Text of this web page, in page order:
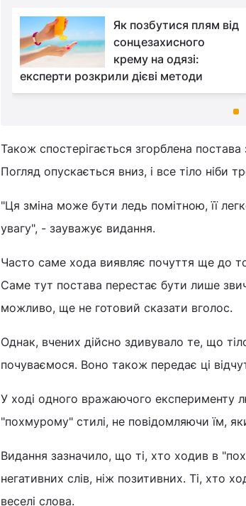
Як позбутися плям від
сонцезахисного
крему на одязі:
експерти розкрили дієві методи
Також спостерігається згорблена
Погляд опускається вниз, і все тіло ніби
"Ця зміна може бути ледь помітною, її
увагу", - зауважує видання.
Часто саме хода виявляє почуття ще до
Саме тут постава перестає бути лише
можливо, ще не готовий сказати вголос.
Однак, вчених дійсно здивувало те, що
почуваємося. Воно також передає ці
У ході одного вражаючого експерименту
"похмурому" стилі, не повідомляючи їм,
Видання зазначило, що ті, хто ходив в
негативних слів, ніж позитивних. Ті, хто
веселі слова.